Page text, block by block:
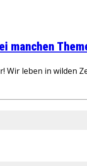
manchen
Wir leben in wilden